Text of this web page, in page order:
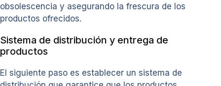
obsolescencia y asegurando la frescura de los
productos ofrecidos.
Sistema de distribución y entrega de
productos
El siguiente paso es establecer un sistema de